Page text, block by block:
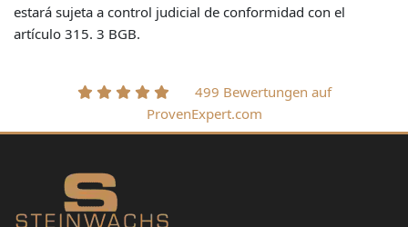
estará sujeta a control judicial de conformidad con el
artículo 315. 3 BGB.
499 Bewertungen auf
ProvenExpert.com